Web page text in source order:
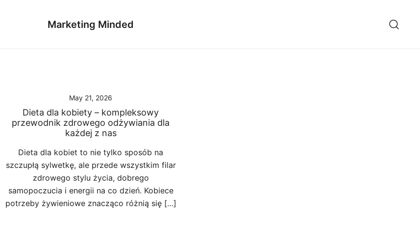
Marketing Minded
May 21, 2026
Dieta dla kobiety – kompleksowy
przewodnik zdrowego odżywiania dla
każdej z nas
Dieta dla kobiet to nie tylko sposób na
szczupłą sylwetkę, ale przede wszystkim filar
zdrowego stylu życia, dobrego
samopoczucia i energii na co dzień. Kobiece
potrzeby żywieniowe znacząco różnią się […]